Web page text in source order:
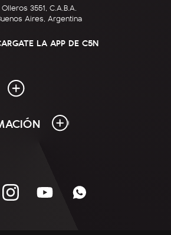
Olleros 3551, C.A.B.A.
Aires, Argentina
LA APP DE C5N